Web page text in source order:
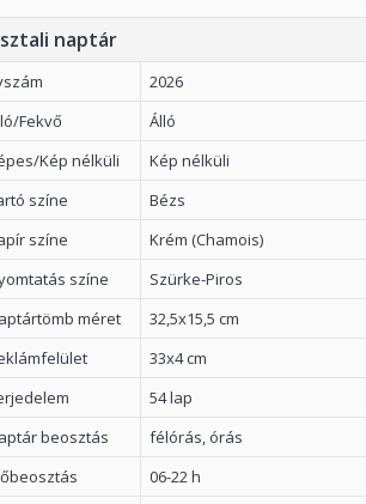
naptár
2026
Fekvő
Álló
Kép nélküli
Kép nélküli
színe
Bézs
színe
Krém (Chamois)
színe
Szürke-Piros
méret
32,5x15,5 cm
33x4 cm
54 lap
beosztás
félórás, órás
06-22 h